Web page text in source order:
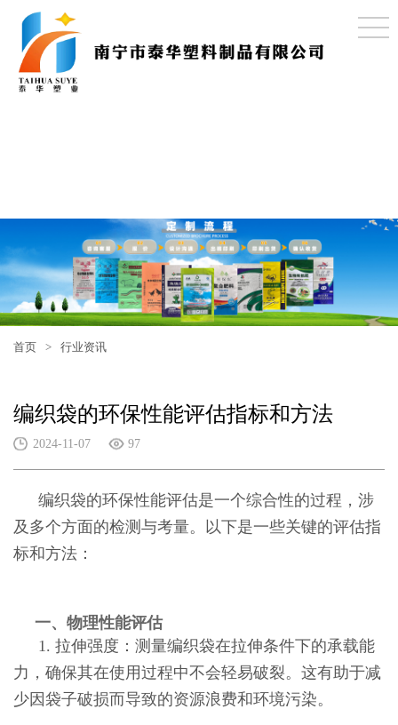
首页 > 行业资讯
编织袋的环保性能评估指标和方法
2024-11-07 97
编织袋的环保性能评估是一个综合性的过程，涉
及多个方面的检测与考量。以下是一些关键的评估指
标和方法：
一、物理性能评估
1. 拉伸强度：测量编织袋在拉伸条件下的承载能
力，确保其在使用过程中不会轻易破裂。这有助于减
少因袋子破损而导致的资源浪费和环境污染。